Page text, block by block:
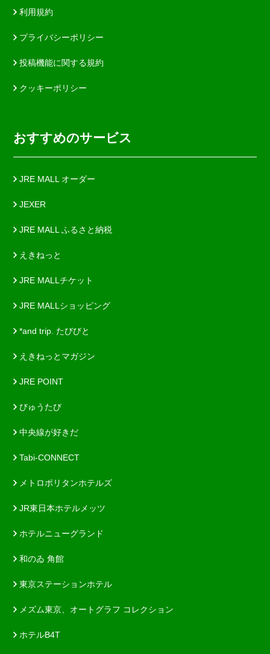
利用規約
プライバシーポリシー
投稿機能に関する規約
クッキーポリシー
おすすめのサービス
JRE MALL オーダー
JEXER
JRE MALL ふるさと納税
えきねっと
JRE MALLチケット
JRE MALLショッピング
*and trip. たびびと
えきねっとマガジン
JRE POINT
びゅうたび
中央線が好きだ
Tabi-CONNECT
メトロポリタンホテルズ
JR東日本ホテルメッツ
ホテルニューグランド
和のゐ 角館
東京ステーションホテル
メズム東京、オートグラフ コレクション
ホテルB4T